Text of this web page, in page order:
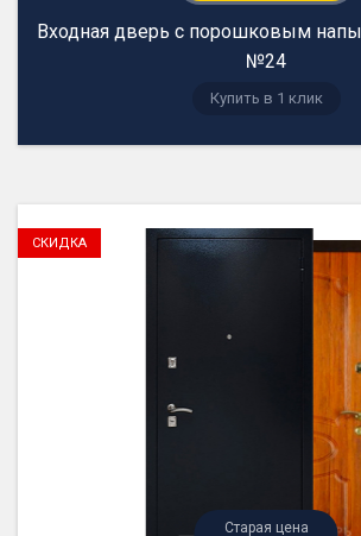
Входная дверь с порошковым
№24